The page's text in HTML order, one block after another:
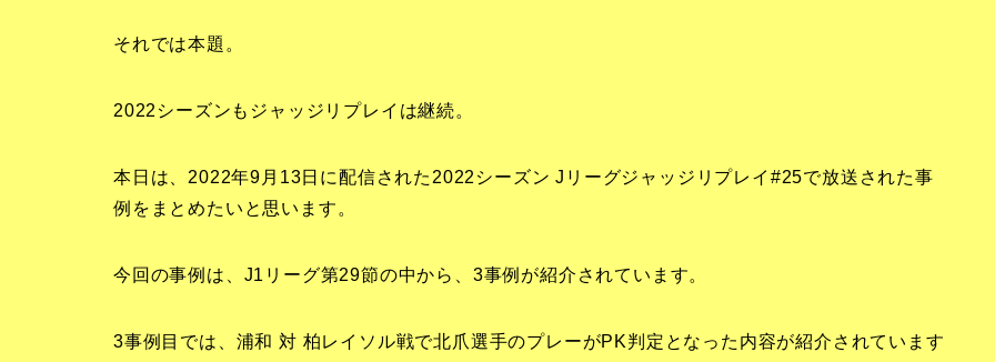
それでは本題。
2022シーズンもジャッジリプレイは継続。
本日は、2022年9月13日に配信された2022シーズン Jリーグジャッジリプレイ#25で放送された事
例をまとめたいと思います。
今回の事例は、J1リーグ第29節の中から、3事例が紹介されています。
3事例目では、浦和 対 柏レイソル戦で北爪選手のプレーがPK判定となった内容が紹介されています